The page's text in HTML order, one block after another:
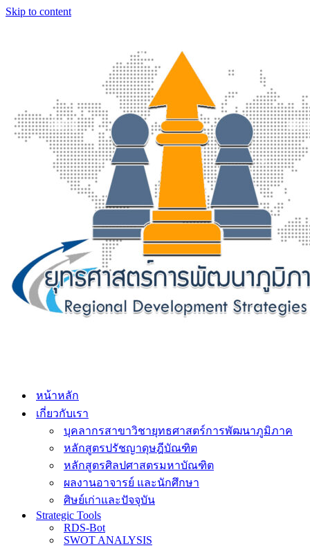
Skip to content
หน้าหลัก
เกี่ยวกับเรา
บุคลากรสาขาวิชายุทธศาสตร์การพัฒนาภูมิภาค
หลักสูตรปรัชญาดุษฎีบัณฑิต
หลักสูตรศิลปศาสตรมหาบัณฑิต
ผลงานอาจารย์ และนักศึกษา
ศิษย์เก่าและปัจจุบัน
Strategic Tools
RDS-Bot
SWOT ANALYSIS